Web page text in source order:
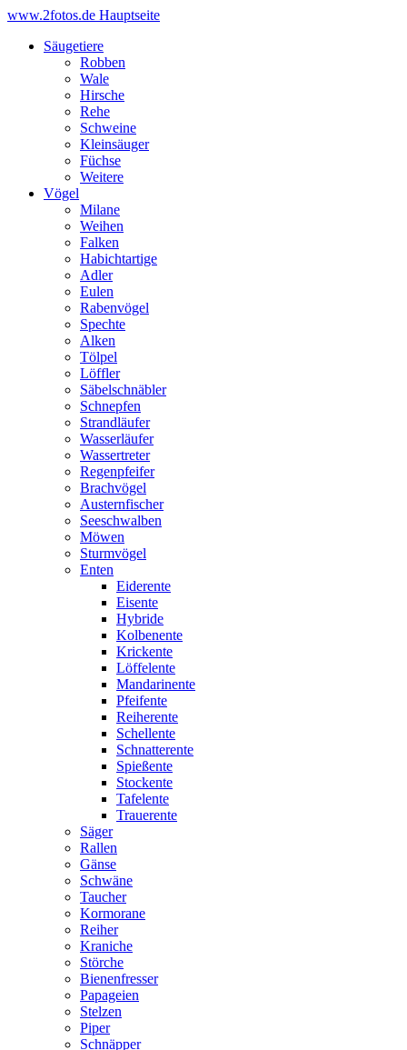
www.2fotos.de Hauptseite
Säugetiere
Robben
Wale
Hirsche
Rehe
Schweine
Kleinsäuger
Füchse
Weitere
Vögel
Milane
Weihen
Falken
Habichtartige
Adler
Eulen
Rabenvögel
Spechte
Alken
Tölpel
Löffler
Säbelschnäbler
Schnepfen
Strandläufer
Wasserläufer
Wassertreter
Regenpfeifer
Brachvögel
Austernfischer
Seeschwalben
Möwen
Sturmvögel
Enten
Eiderente
Eisente
Hybride
Kolbenente
Krickente
Löffelente
Mandarinente
Pfeifente
Reiherente
Schellente
Schnatterente
Spießente
Stockente
Tafelente
Trauerente
Säger
Rallen
Gänse
Schwäne
Taucher
Kormorane
Reiher
Kraniche
Störche
Bienenfresser
Papageien
Stelzen
Piper
Schnäpper